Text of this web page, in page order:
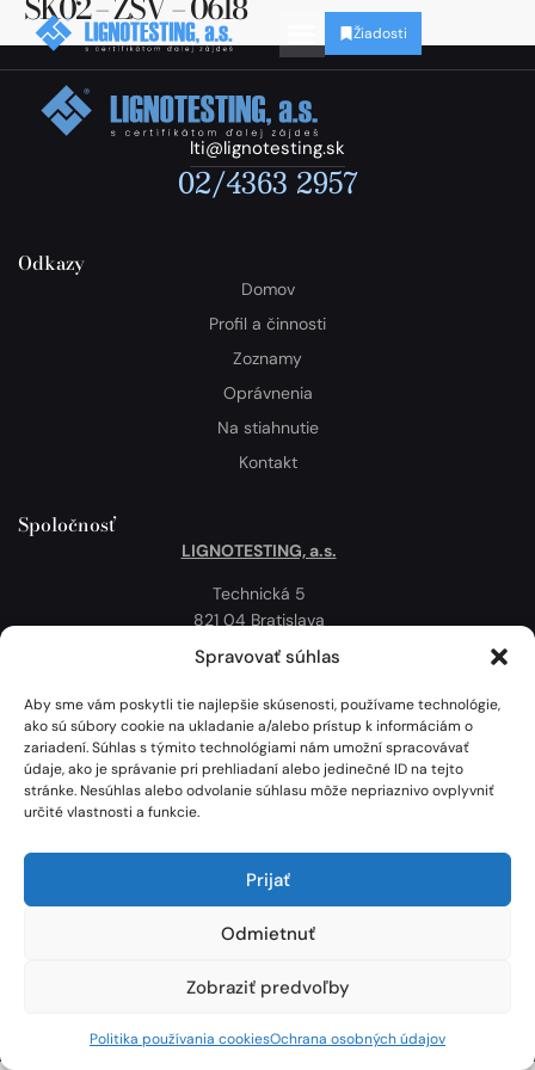
Spravovať súhlas
Aby sme vám poskytli tie najlepšie skúsenosti, používame technológie,
ako sú súbory cookie na ukladanie a/alebo prístup k informáciám o
zariadení. Súhlas s týmito technológiami nám umožní spracovávať
údaje, ako je správanie pri prehliadaní alebo jedinečné ID na tejto
stránke. Nesúhlas alebo odvolanie súhlasu môže nepriaznivo ovplyvniť
určité vlastnosti a funkcie.
Prijať
Odmietnuť
Zobraziť predvoľby
Politika používania cookiesOchrana osobných údajov
Žiadosti
lti@lignotesting.sk
02/4363 2957
Odkazy
Domov
Profil a činnosti
Zoznamy
Oprávnenia
Na stiahnutie
Kontakt
Spoločnosť
LIGNOTESTING, a.s.
Technická 5
821 04 Bratislava
Slovenská republika
Politika používania cookies
Mapa
Lignotesting, a. s. © 2024 | Všetky práva vyhradené. | Vytvoril: Marek Heinfarth.